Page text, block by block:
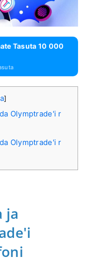
Tasuta 10 000
]
Olymptrade'i r
Olymptrade'i r
ja